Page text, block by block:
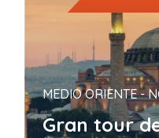
MEDIO ORIENTE -
Gran tour